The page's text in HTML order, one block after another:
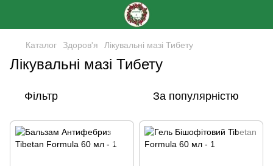
Каталог Здоров'я Лікувальні мазі Тибету
Лікувальні мазі Тибету
Фільтр За популярністю